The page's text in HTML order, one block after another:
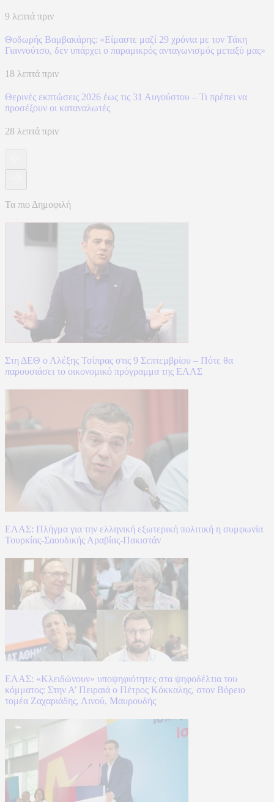
9 λεπτά πριν
Θοδωρής Βαμβακάρης: «Είμαστε μαζί 29 χρόνια με τον Τάκη
Γιαννούτσο, δεν υπάρχει ο παραμικρός ανταγωνισμός μεταξύ μας»
18 λεπτά πριν
Θερινές εκπτώσεις 2026 έως τις 31 Αυγούστου – Τι πρέπει να
προσέξουν οι καταναλωτές
28 λεπτά πριν
Τα πιο Δημοφιλή
Στη ΔΕΘ ο Αλέξης Τσίπρας στις 9 Σεπτεμβρίου – Πότε θα
παρουσιάσει το οικονομικό πρόγραμμα της ΕΛΑΣ
ΕΛΑΣ: Πλήγμα για την ελληνική εξωτερική πολιτική η συμφωνία
Τουρκίας-Σαουδικής Αραβίας-Πακιστάν
ΕΛΑΣ: «Κλειδώνουν» υποψηφιότητες στα ψηφοδέλτια του
κόμματος: Στην Α’ Πειραιά ο Πέτρος Κόκκαλης, στον Βόρειο
τομέα Ζαχαριάδης, Λινού, Μαυρουδής